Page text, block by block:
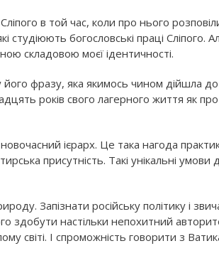
в той час, коли про нього
студіюють богословські праці Сліпого.
складовою моєї ідентичності.
його фразу, яка якимось чином дійшла
років свого лагерного життя як про
ієрарх. Це така нагода
присутність. Такі унікальні
Запізнати російську політику і
здобути настільки непохитний
світі. І спроможність говорити з